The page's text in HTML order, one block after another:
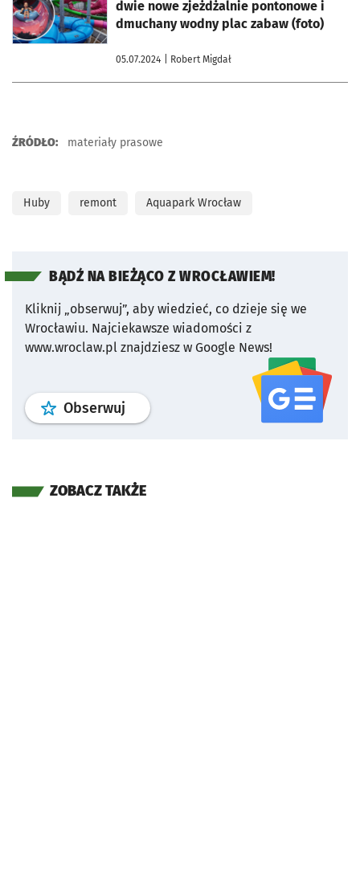
dwie nowe zjeżdżalnie pontonowe i
dmuchany wodny plac zabaw (foto)
05.07.2024 | Robert Migdał
ŹRÓDŁO: materiały prasowe
Huby remont Aquapark Wrocław
BĄDŹ NA BIEŻĄCO Z WROCŁAWIEM!
Kliknij „obserwuj”, aby wiedzieć, co dzieje się we
Wrocławiu. Najciekawsze wiadomości z
www.wroclaw.pl znajdziesz w Google News!
Obserwuj profil serwisu
ZOBACZ TAKŻE